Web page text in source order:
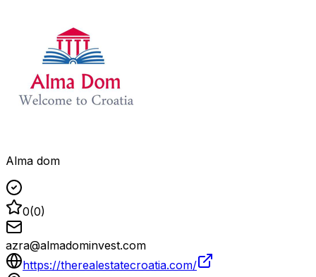
Alma dom
0(0)
azra@almadominvest.com
https://therealestatecroatia.com/